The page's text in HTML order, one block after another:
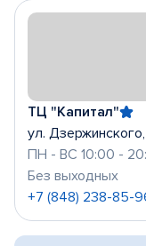
ТЦ "Капитал"
ул. Дзержинского,
ПН - ВС 10:00 -
Без выходных
+7 (848) 238-85-